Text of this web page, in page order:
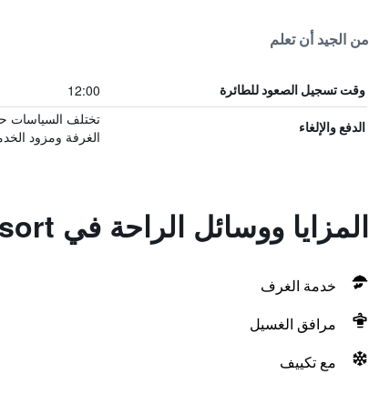
من الجيد أن تعلم
وقت تسجيل الصعود للطائرة 12:00
الدفع والإلغاء
تختلف السياسات
الغرفة ومزود
المزايا ووسائل الراحة في Ao Nang Garden Home Resort
خدمة الغرف
مرافق الغسيل
مع تكييف